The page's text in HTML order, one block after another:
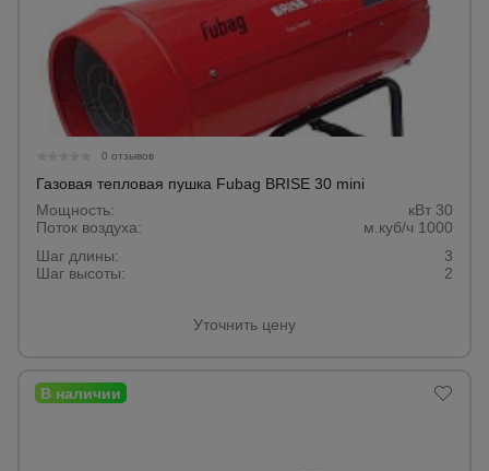
0 отзывов
Газовая тепловая пушка Fubag BRISE 30 mini
Мощность:
кВт 30
Поток воздуха:
м.куб/ч 1000
Шаг длины:
3
Шаг высоты:
2
Уточнить цену